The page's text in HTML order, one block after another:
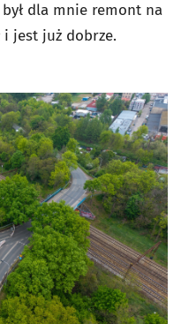
dla mnie remont na
i jest już dobrze.